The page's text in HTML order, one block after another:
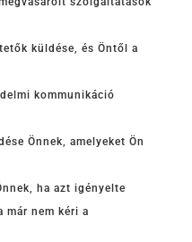
küldése, és Öntől a
kommunikáció
Önnek, amelyeket Ön
ha azt igényelte
már nem kéri a